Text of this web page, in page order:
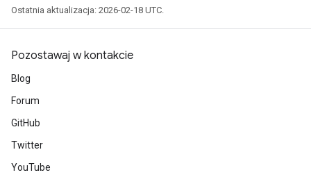
Ostatnia aktualizacja: 2026-02-18 UTC.
Pozostawaj w kontakcie
Blog
Forum
GitHub
Twitter
YouTube